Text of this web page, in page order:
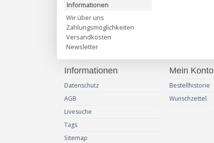
Informationen
Wir über uns
Zahlungsmöglichkeiten
Versandkosten
Newsletter
Informationen
Datenschutz
AGB
Livesuche
Tags
Sitemap
Mein Konto
Bestellhistorie
Wunschzettel